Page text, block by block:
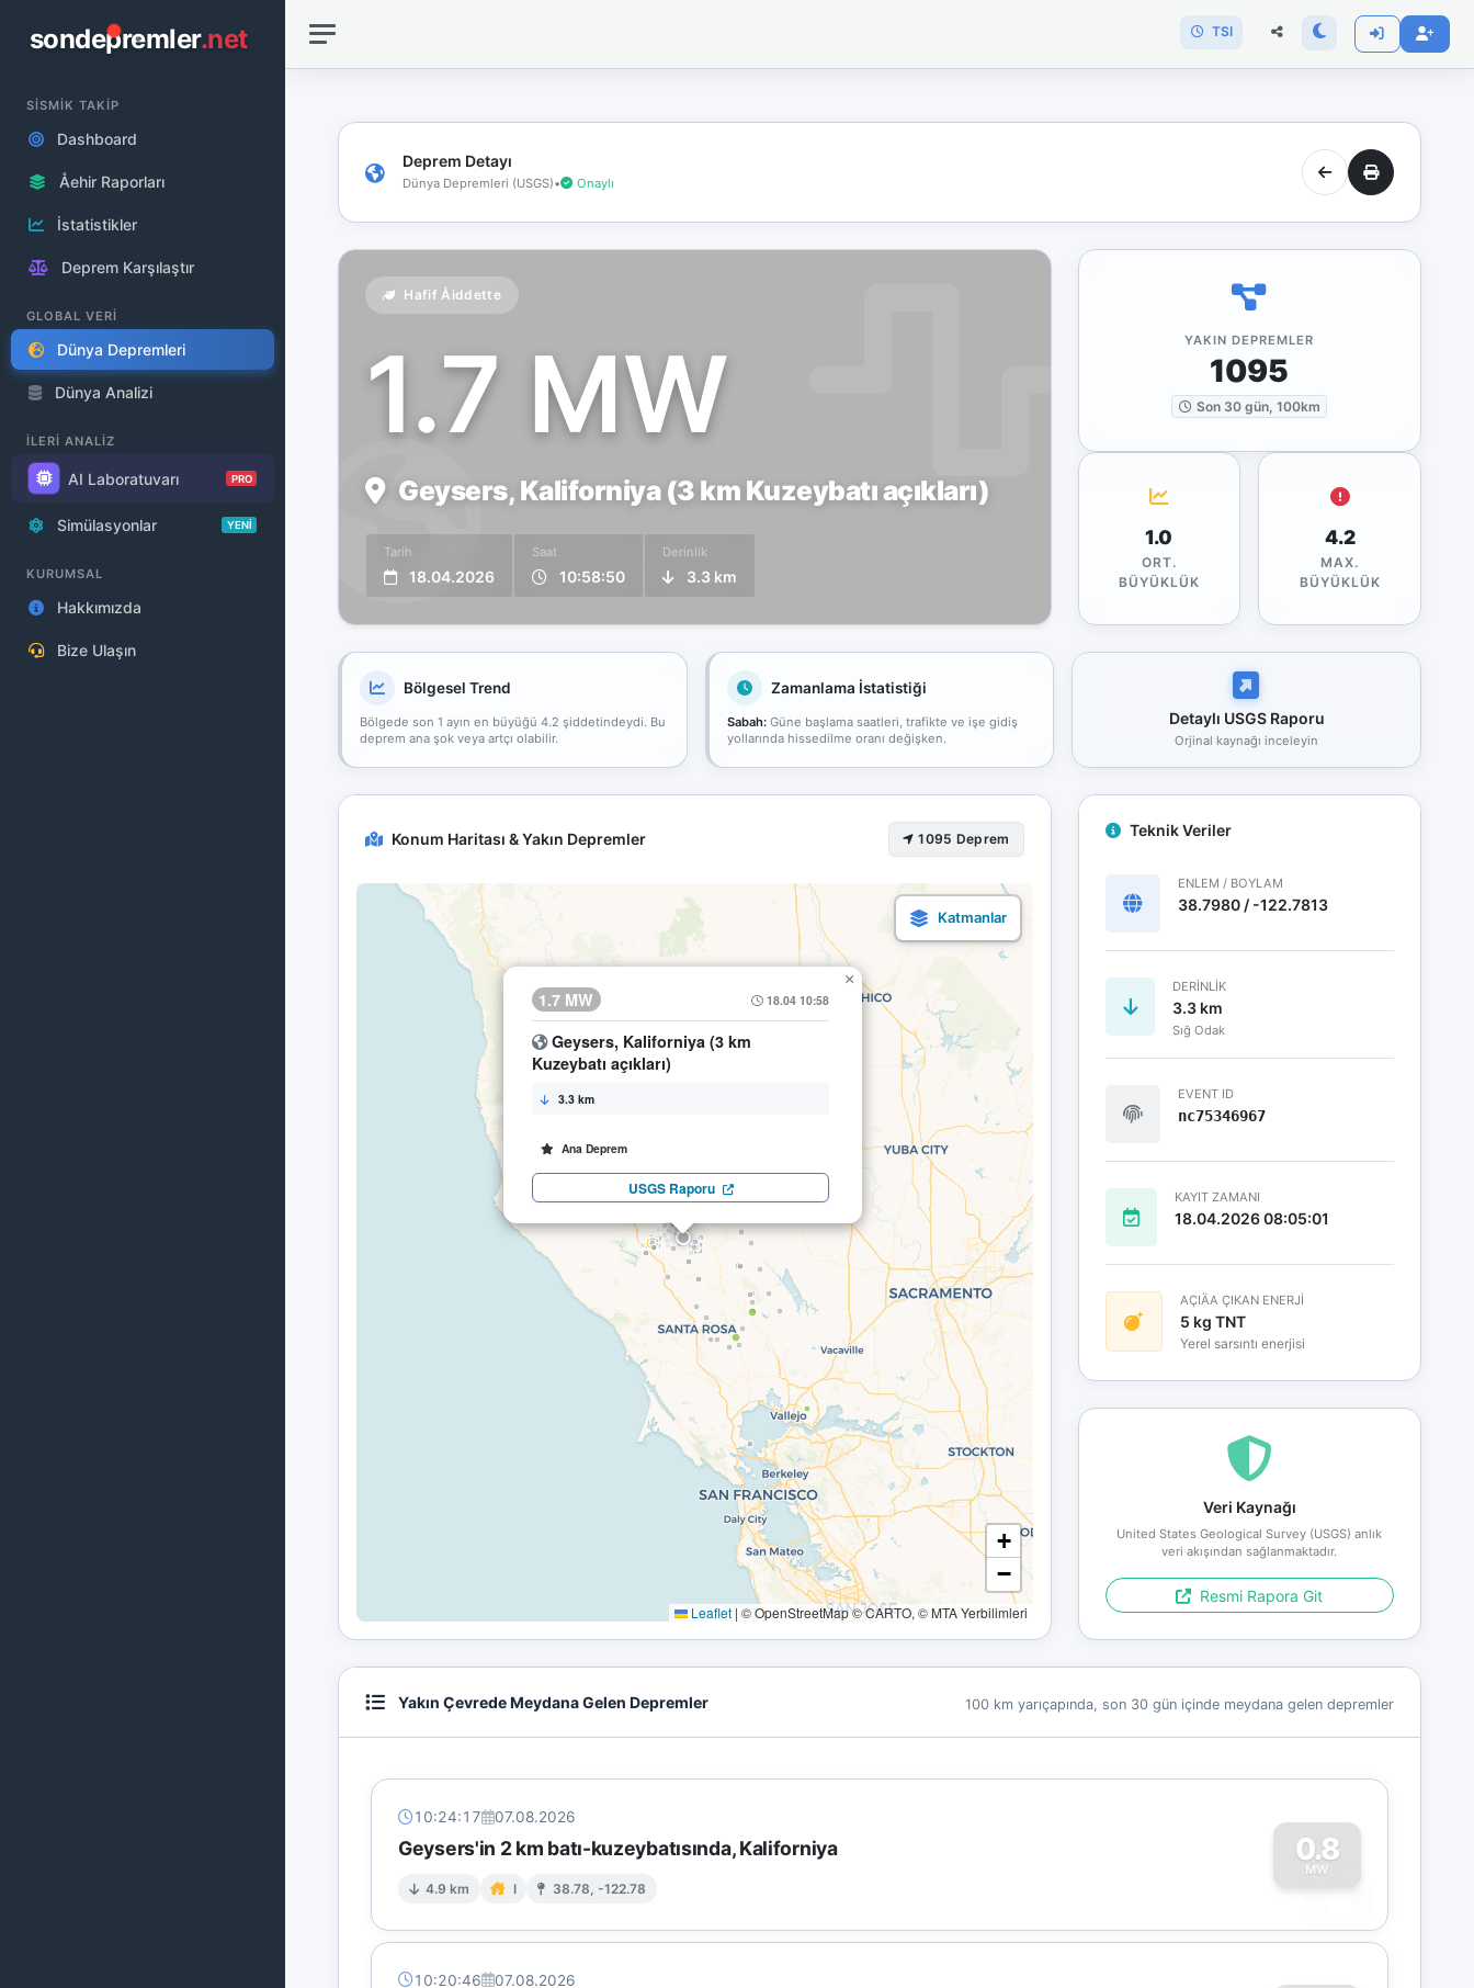
sondepremler.net
SİSMİK TAKİP
Dashboard
Åehir Raporları
İstatistikler
Deprem Karşılaştır
GLOBAL VERİ
Dünya Depremleri
Dünya Analizi
İLERİ ANALİZ
AI Laboratuvarı PRO
Simülasyonlar YENİ
KURUMSAL
Hakkımızda
Bize Ulaşın
TSI
Deprem Detayı
Dünya Depremleri (USGS)• Onaylı
Hafif Åiddette
1.7 MW
Geysers, Kaliforniya (3 km Kuzeybatı açıkları)
Tarih
18.04.2026
Saat
10:58:50
Derinlik
3.3 km
YAKIN DEPREMLER
1095
Son 30 gün, 100km
1.0
ORT.
BÜYÜKLÜK
4.2
MAX.
BÜYÜKLÜK
Bölgesel Trend
Bölgede son 1 ayın en büyüğü 4.2 şiddetindeydi. Bu
deprem ana şok veya artçı olabilir.
Zamanlama İstatistiği
Sabah:Güne başlama saatleri, trafikte ve işe gidiş
yollarında hissedilme oranı değişken.
Detaylı USGS Raporu
Orjinal kaynağı inceleyin
Konum Haritası & Yakın Depremler 1095 Deprem
1.7 MW 18.04 10:58
Geysers, Kaliforniya (3 km
Kuzeybatı açıkları)
3.3 km
Ana Deprem
USGS Raporu
×
+
−
Leaflet | © OpenStreetMap © CARTO, © MTA Yerbilimleri
Teknik Veriler
ENLEM / BOYLAM
38.7980 / -122.7813
DERINLIK
3.3 km
Sığ Odak
EVENT ID
nc75346967
KAYIT ZAMANI
18.04.2026 08:05:01
AÇIÄA ÇIKAN ENERJİ
5 kg TNT
Yerel sarsıntı enerjisi
Veri Kaynağı
United States Geological Survey (USGS) anlık
veri akışından sağlanmaktadır.
Resmi Rapora Git
Yakın Çevrede Meydana Gelen Depremler 100 km yarıçapında, son 30 gün içinde meydana gelen depremler
10:24:17 07.08.2026
Geysers'in 2 km batı-kuzeybatısında, Kaliforniya
4.9 km I 38.78, -122.78
0.8
MW
0
10:20:46 07.08.2026
bağlantınız